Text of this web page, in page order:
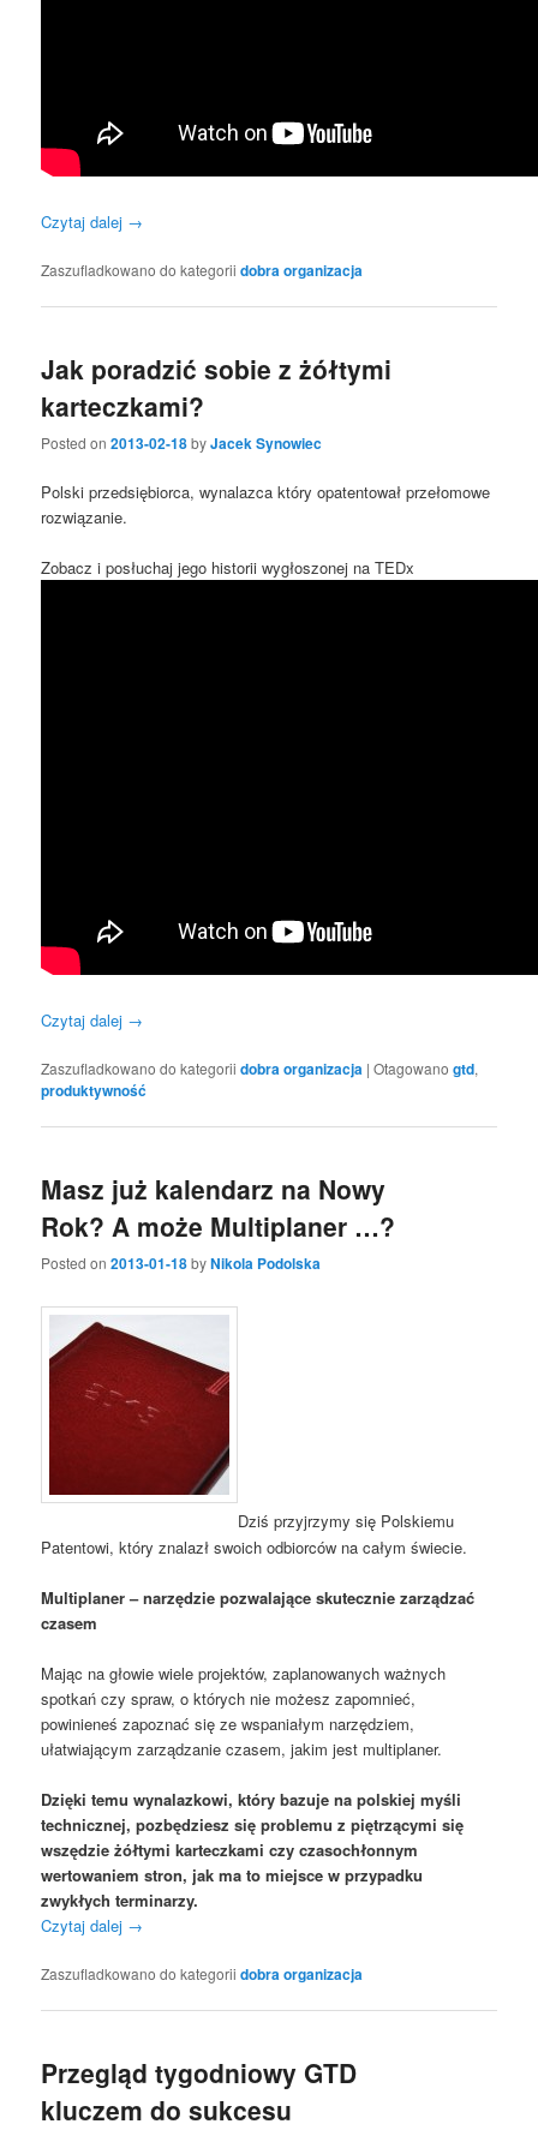
Czytaj dalej →
Zaszufladkowano do kategorii dobra organizacja
Jak poradzić sobie z żółtymi
karteczkami?
Posted on2013-02-18byJacek Synowiec
Polski przedsiębiorca, wynalazca który opatentował przełomowe
rozwiązanie.
Zobacz i posłuchaj jego historii wygłoszonej na TEDx
Czytaj dalej →
Zaszufladkowano do kategorii dobra organizacja |Otagowano gtd,
produktywność
Masz już kalendarz na Nowy
Rok? A może Multiplaner …?
Posted on2013-01-18byNikola Podolska
Dziś przyjrzymy się Polskiemu
Patentowi, który znalazł swoich odbiorców na całym świecie.
Multiplaner – narzędzie pozwalające skutecznie zarządzać
czasem
Mając na głowie wiele projektów, zaplanowanych ważnych
spotkań czy spraw, o których nie możesz zapomnieć,
powinieneś zapoznać się ze wspaniałym narzędziem,
ułatwiającym zarządzanie czasem, jakim jest multiplaner.
Dzięki temu wynalazkowi, który bazuje na polskiej myśli
technicznej, pozbędziesz się problemu z piętrzącymi się
wszędzie żółtymi karteczkami czy czasochłonnym
wertowaniem stron, jak ma to miejsce w przypadku
zwykłych terminarzy.
Czytaj dalej →
Zaszufladkowano do kategorii dobra organizacja
Przegląd tygodniowy GTD
kluczem do sukcesu